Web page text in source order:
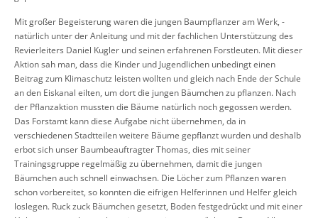
Mit großer Begeisterung waren die jungen Baumpflanzer am Werk, -
natürlich unter der Anleitung und mit der fachlichen Unterstützung des
Revierleiters Daniel Kugler und seinen erfahrenen Forstleuten. Mit dieser
Aktion sah man, dass die Kinder und Jugendlichen unbedingt einen
Beitrag zum Klimaschutz leisten wollten und gleich nach Ende der Schule
an den Eiskanal eilten, um dort die jungen Bäumchen zu pflanzen. Nach
der Pflanzaktion mussten die Bäume natürlich noch gegossen werden.
Das Forstamt kann diese Aufgabe nicht übernehmen, da in
verschiedenen Stadtteilen weitere Bäume gepflanzt wurden und deshalb
erbot sich unser Baumbeauftragter Thomas, dies mit seiner
Trainingsgruppe regelmäßig zu übernehmen, damit die jungen
Bäumchen auch schnell einwachsen. Die Löcher zum Pflanzen waren
schon vorbereitet, so konnten die eifrigen Helferinnen und Helfer gleich
loslegen. Ruck zuck Bäumchen gesetzt, Boden festgedrückt und mit einer